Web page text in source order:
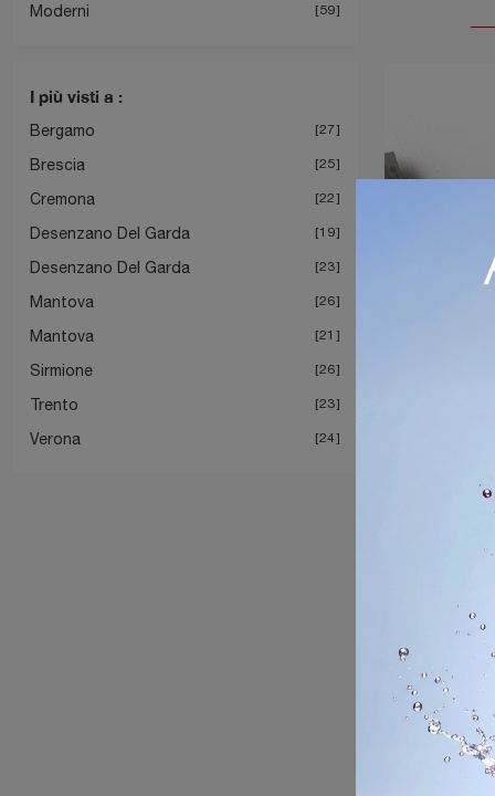
Moderni 59
I più visti a :
Bergamo 27
Brescia 25
Cremona 22
Desenzano Del Garda 19
Desenzano Del Garda 23
Mantova 26
Mantova 21
Sirmione 26
Trento 23
Verona 24